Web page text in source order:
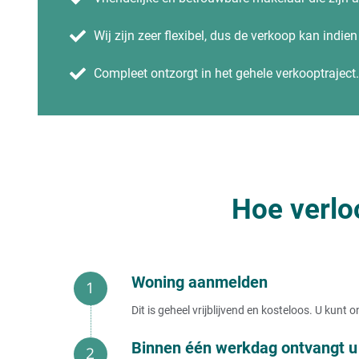
Huis verkopen uit elkaar
Ik wil van mijn huis af
Ik kan mijn huis niet meer betalen
Huis nu verkopen
Huis verkopen kosten
Huis verkopen binnen 1 week
Huis dringend verkopen
Gratis huis verkopen
Huis vandaag verkopen
Wij zijn zeer flexibel, dus de verkoop kan
Compleet ontzorgt in het gehele verkooptraject.
Hoe
Woning aanmelden
Dit is geheel vrijblijvend en kosteloos. U kunt
Binnen één werkdag ontvangt